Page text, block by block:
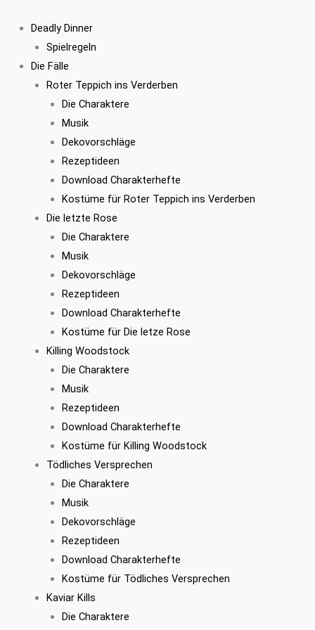
Inhalt
springen
Deadly Dinner
Spielregeln
Die Fälle
Roter Teppich ins Verderben
Die Charaktere
Musik
Dekovorschläge
Rezeptideen
Download Charakterhefte
Kostüme für Roter Teppich ins Verderben
Die letzte Rose
Die Charaktere
Musik
Dekovorschläge
Rezeptideen
Download Charakterhefte
Kostüme für Die letze Rose
Killing Woodstock
Die Charaktere
Musik
Rezeptideen
Download Charakterhefte
Kostüme für Killing Woodstock
Tödliches Versprechen
Die Charaktere
Musik
Dekovorschläge
Rezeptideen
Download Charakterhefte
Kostüme für Tödliches Versprechen
Kaviar Kills
Die Charaktere
Preis
war:
€37,90
Preis
ist:
€34,95.
Jordan
Randolph
Menge